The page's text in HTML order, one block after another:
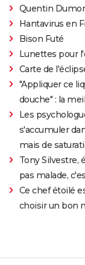
Quentin
Hantavirus en
Bison Futé
Lunettes pour
Carte de
"Appliquer ce
douche" : la
Les
s'accumuler
mais de
Tony Silvestre,
pas malade,
Ce chef étoilé
choisir un bon